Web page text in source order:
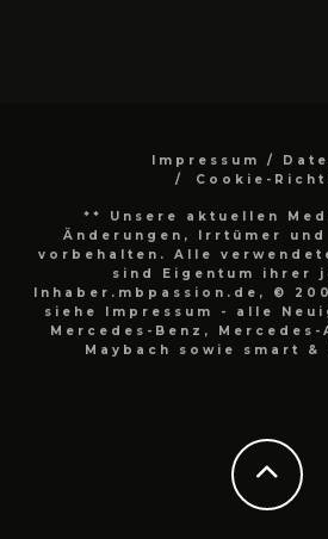
Impressum /
Cookie-
** Unsere aktuellen
Änderungen, Irrtümer
vorbehalten. Alle
sind Eigentum ihrer
Inhaber.mbpassion.de, ©
siehe Impressum - alle
Mercedes-Benz, Mercedes-
Maybach sowie smart &